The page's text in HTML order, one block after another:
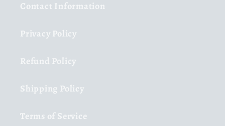
Contact Information
Privacy Policy
Refund Policy
Shipping Policy
Terms of Service